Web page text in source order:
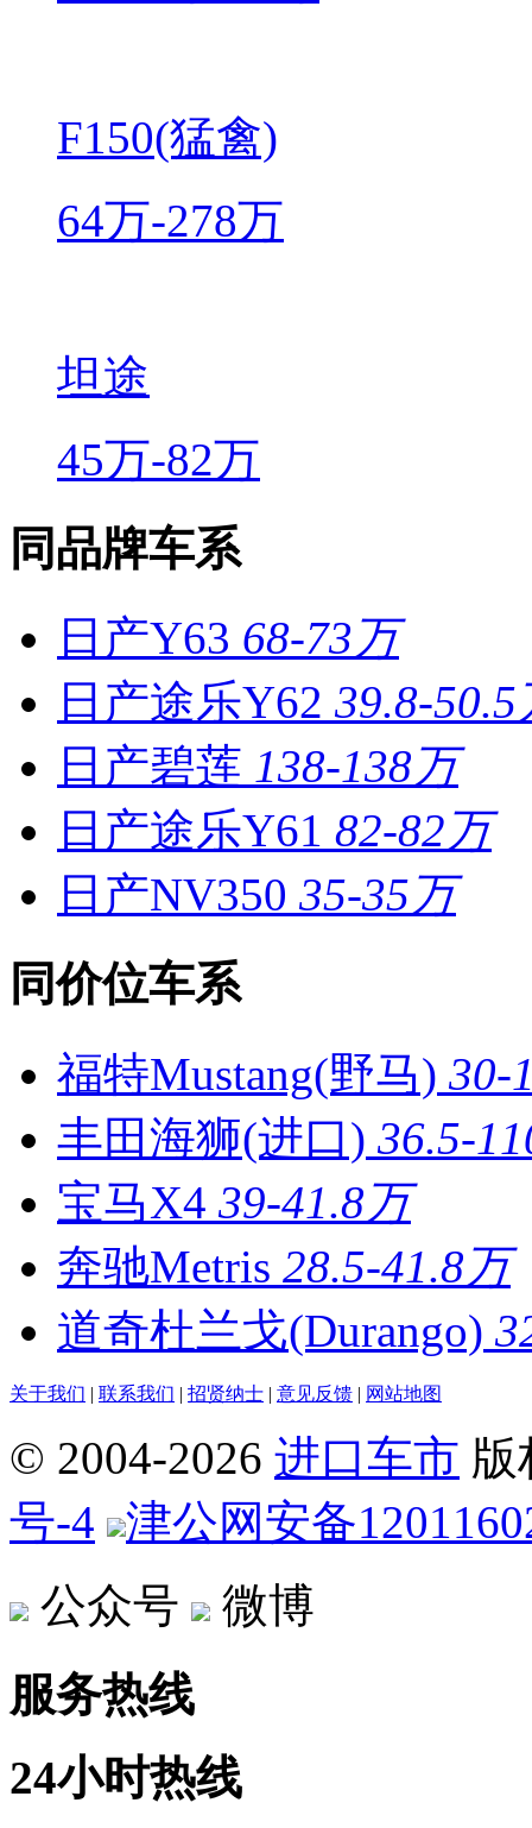
F150(猛禽)
64万-278万
坦途
45万-82万
同品牌车系
日产Y63 68-73万
日产途乐Y62 39.8-50.5
日产碧莲 138-138万
日产途乐Y61 82-82万
日产NV350 35-35万
同价位车系
福特Mustang(野马) 30-
丰田海狮(进口) 36.5-
宝马X4 39-41.8万
奔驰Metris 28.5-41.8万
道奇杜兰戈(Durango)
关于我们 | 联系我们 | 招贤纳士 | 意见反馈 | 网站地图
© 2004-2026 进口车市
号-4
津公网安备
公众号
微博
服务热线
24小时热线